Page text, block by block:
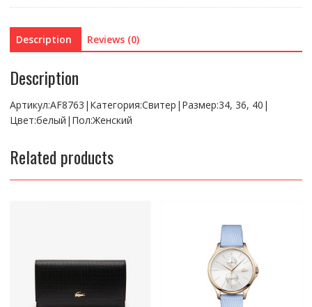
Description Reviews (0)
Description
Артикул:AF8763|Категория:Свитер|Размер:34, 36, 40|
Цвет:белый|Пол:Женский
Related products